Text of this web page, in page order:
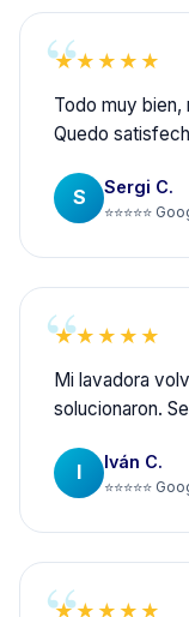
★★★★★
Todo muy
Quedo
S Sergi C.
⭐⭐⭐⭐⭐
★★★★★
Mi lavadora
solucionaron.
I Iván C.
⭐⭐⭐⭐⭐
★★★★★